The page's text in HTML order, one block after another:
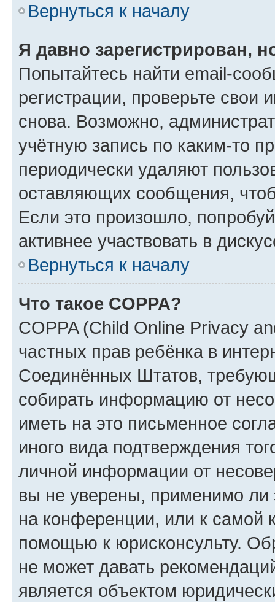
Вернуться к началу
Я давно зарегистрирован,
Попытайтесь найти email-
регистрации, проверьте свои
снова. Возможно,
учётную запись по каким-то
периодически удаляют
оставляющих сообщения,
Если это произошло,
активнее участвовать в
Вернуться к началу
Что такое COPPA?
COPPA (Child Online Privacy
частных прав ребёнка в
Соединённых Штатов,
собирать информацию от
иметь на это письменное
иного вида подтверждения
личной информации от
вы не уверены, применимо ли
на конференции, или к самой
помощью к юрисконсульту.
не может давать
является объектом